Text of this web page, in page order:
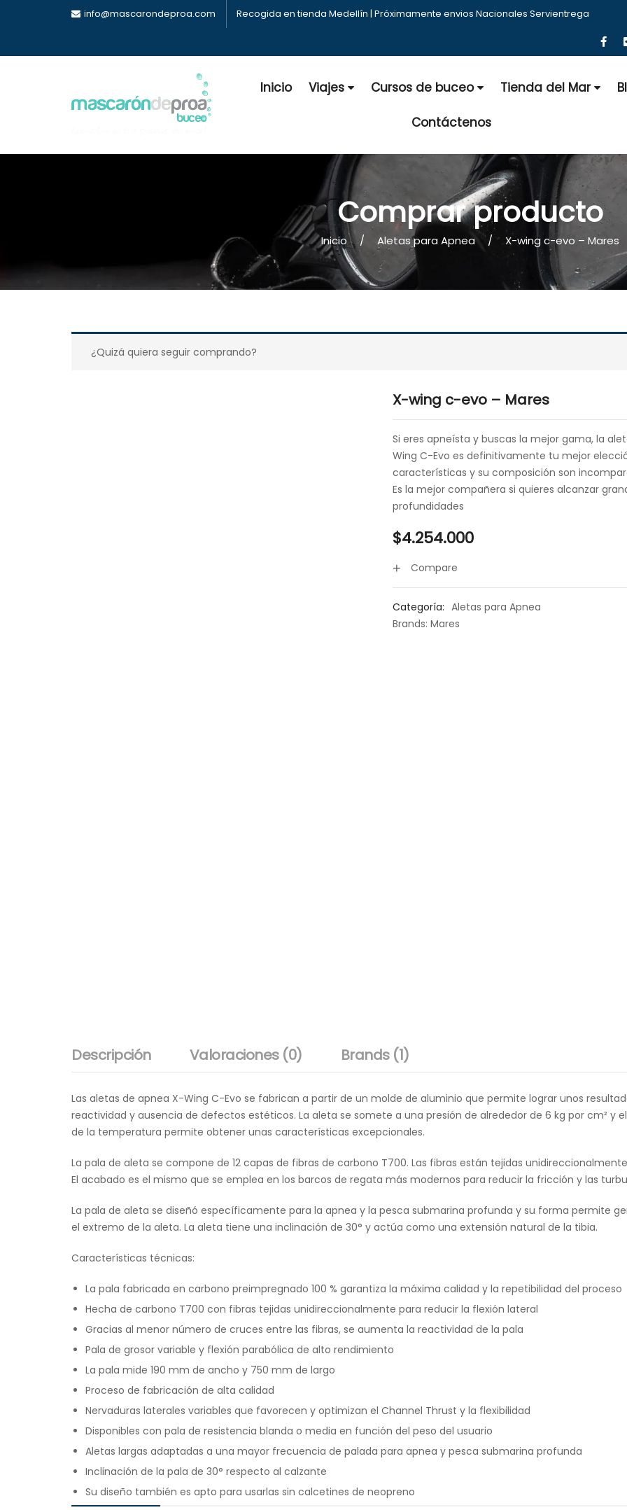
info@mascarondeproa.com Recogida en tienda Medellín | Próximamente envios Nacionales Servientrega
Inicio Viajes Cursos de buceo Tienda del Mar
Contáctenos
Comprar producto
Inicio Aletas para Apnea X-wing c-evo – Mares
¿Quizá quiera seguir comprando?
X-wing c-evo – Mares
Si eres apneísta y buscas la mejor gama, la
Wing C-Evo es definitivamente tu mejor
características y su composición son
Es la mejor compañera si quieres alcanzar
profundidades
$4.254.000
Compare
Categoría: Aletas para Apnea
Brands: Mares
Descripción Valoraciones (0) Brands (1)
Las aletas de apnea X-Wing C-Evo se fabrican a partir de un molde de aluminio que permite lograr unos
reactividad y ausencia de defectos estéticos. La aleta se somete a una presión de alrededor de 6 kg por cm²
de la temperatura permite obtener unas características excepcionales.
La pala de aleta se compone de 12 capas de fibras de carbono T700. Las fibras están tejidas
El acabado es el mismo que se emplea en los barcos de regata más modernos para reducir la fricción y las
La pala de aleta se diseñó específicamente para la apnea y la pesca submarina profunda y su forma permite
el extremo de la aleta. La aleta tiene una inclinación de 30° y actúa como una extensión natural de la tibia.
Características técnicas:
La pala fabricada en carbono preimpregnado 100 % garantiza la máxima calidad y la repetibilidad del proceso
Hecha de carbono T700 con fibras tejidas unidireccionalmente para reducir la flexión lateral
Gracias al menor número de cruces entre las fibras, se aumenta la reactividad de la pala
Pala de grosor variable y flexión parabólica de alto rendimiento
La pala mide 190 mm de ancho y 750 mm de largo
Proceso de fabricación de alta calidad
Nervaduras laterales variables que favorecen y optimizan el Channel Thrust y la flexibilidad
Disponibles con pala de resistencia blanda o media en función del peso del usuario
Aletas largas adaptadas a una mayor frecuencia de palada para apnea y pesca submarina profunda
Inclinación de la pala de 30° respecto al calzante
Su diseño también es apto para usarlas sin calcetines de neopreno